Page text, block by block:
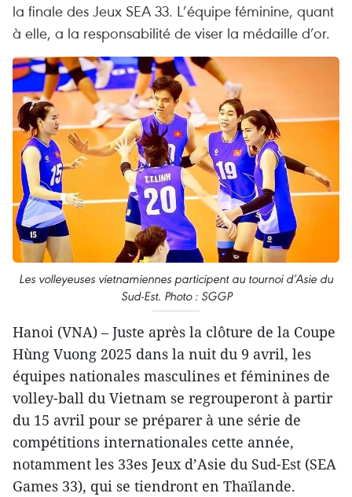
la finale des Jeux SEA 33. L’équipe féminine, quant
à elle, a la responsabilité de viser la médaille d’or.
Les volleyeuses vietnamiennes participent au tournoi d’Asie du
Sud-Est. Photo : SGGP
Hanoi (VNA) – Juste après la clôture de la Coupe
Hùng Vuong 2025 dans la nuit du 9 avril, les
équipes nationales masculines et féminines de
volley-ball du Vietnam se regrouperont à partir
du 15 avril pour se préparer à une série de
compétitions internationales cette année,
notamment les 33es Jeux d’Asie du Sud-Est (SEA
Games 33), qui se tiendront en Thaïlande.